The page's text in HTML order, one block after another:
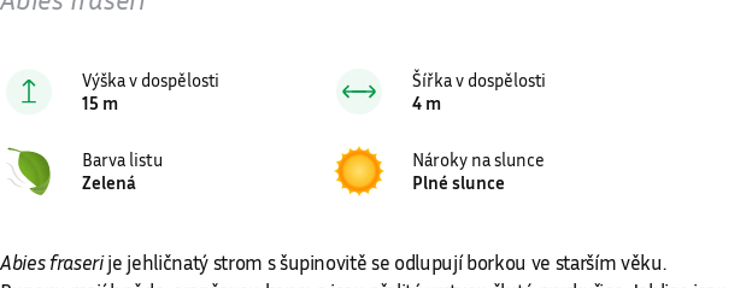
Výška v dospělosti
Šířka v dospělosti
Barva listu
Nároky na slunce